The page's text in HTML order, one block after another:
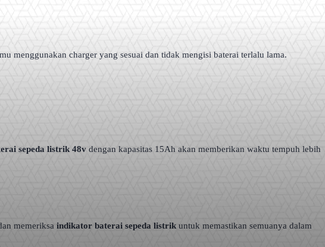
menggunakan charger yang sesuai dan tidak mengisi baterai terlalu lama.
sepeda listrik 48v dengan kapasitas 15Ah akan memberikan waktu tempuh lebih
memeriksa indikator baterai sepeda listrik untuk memastikan semuanya dalam